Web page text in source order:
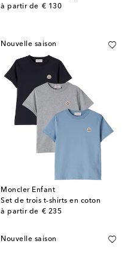
à partir de € 130
original price
Nouvelle saison
Moncler Enfant
Set de trois t-shirts en coton
à partir de € 235
original price
Nouvelle saison